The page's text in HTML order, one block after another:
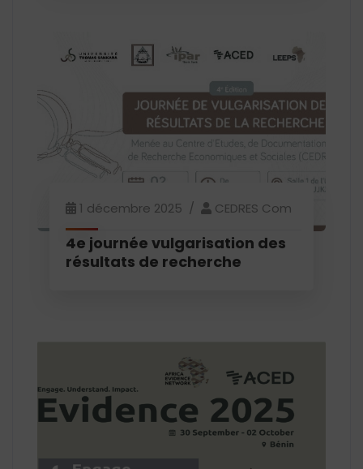
1 décembre 2025 CEDRES Com
4e journée vulgarisation des
résultats de recherche